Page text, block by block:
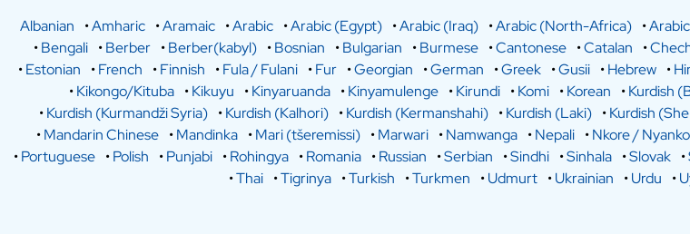
Albanian
•Amharic •Aramaic •Arabic •Arabic (Egypt) •Arabic (Iraq) •Arabic (North-Africa) •
•Bengali •Berber •Berber(kabyl) •Bosnian •Bulgarian •Burmese •Cantonese •Catalan •
•Estonian •French •Finnish •Fula / Fulani •Fur •Georgian •German •Greek •Gusii •Hebrew •
•Kikongo/Kituba •Kikuyu •Kinyaruanda •Kinyamulenge •Kirundi •Komi •Korean •Kurdish
•Kurdish (Kurmandži Syria) •Kurdish (Kalhori) •Kurdish (Kermanshahi) •Kurdish (Laki) •Kurdish
•Mandarin Chinese •Mandinka •Mari (tšeremissi) •Marwari •Namwanga •Nepali •Nkore /
•Portuguese •Polish •Punjabi •Rohingya •Romania •Russian •Serbian •Sindhi •Sinhala •Slovak •
•Thai •Tigrinya •Turkish •Turkmen •Udmurt •Ukrainian •Urdu •